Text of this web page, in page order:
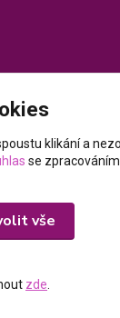
klikání a
se
vše
zde